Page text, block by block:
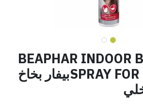
BEAPHAR INDOOR
SPRAY FOR CAT 125MLبيفار بخاخ